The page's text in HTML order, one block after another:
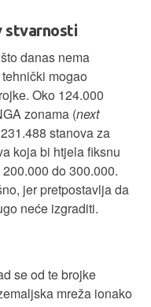
stvarnosti
danas nema
mogao
Oko 124.000
zonama (next
stanova za
koja bi htjela fiksnu
do 300.000.
jer pretpostavlja da
neće izgraditi.
se od te brojke
mreža ionako